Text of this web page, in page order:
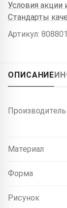
Условия акции
Стандарты
Артикул:
ОПИСАНИЕ
Производитель
Материал
Форма
Рисунок